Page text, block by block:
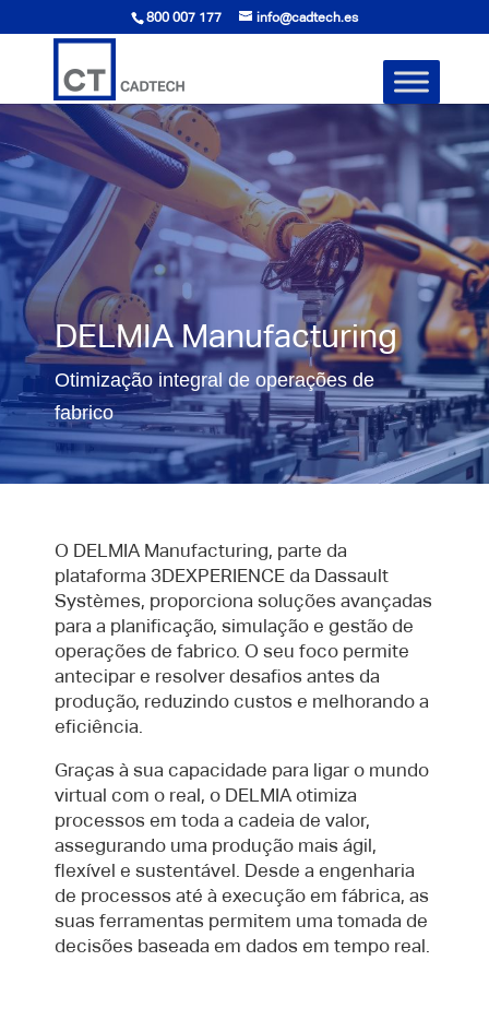
800 007 177 info@cadtech.es
O DELMIA Manufacturing, parte da
plataforma 3DEXPERIENCE da Dassault
Systèmes, proporciona soluções avançadas
para a planificação, simulação e gestão de
operações de fabrico. O seu foco permite
antecipar e resolver desafios antes da
produção, reduzindo custos e melhorando a
eficiência.
Graças à sua capacidade para ligar o mundo
virtual com o real, o DELMIA otimiza
processos em toda a cadeia de valor,
assegurando uma produção mais ágil,
flexível e sustentável. Desde a engenharia
de processos até à execução em fábrica, as
suas ferramentas permitem uma tomada de
decisões baseada em dados em tempo real.
DELMIA Manufacturing
Otimização integral de operações de
fabrico